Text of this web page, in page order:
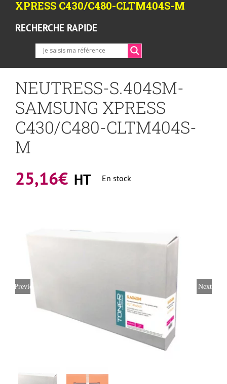
XPRESS C430/C480-CLTM404S-M
RECHERCHE RAPIDE
NEUTRESS-S.404SM-
SAMSUNG XPRESS
C430/C480-CLTM404S-
M
25,16€ HT En stock
Previous Next